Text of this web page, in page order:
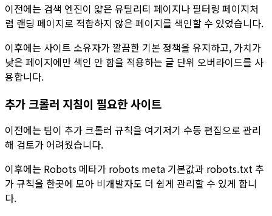
이전에는 검색 엔진이 얇은 유틸리티 페이지나 필터링 페이지처
럼 랜딩 페이지로 적합하지 않은 페이지를 색인할 수 있었습니다.
이후에는 사이트 소유자가 깔끔한 기본 정책을 유지하고, 가치가
낮은 페이지에만 색인 안 함을 적용하는 글 단위 오버라이드를 사
용합니다.
추가 크롤러 지침이 필요한 사이트
이전에는 팀이 추가 크롤러 규칙을 여기저기 수동 편집으로 관리
해 검토가 어려웠습니다.
이후에는 Robots 메타가 robots meta 기본값과 robots.txt 추
가 규칙을 한곳에 모아 비개발자도 더 쉽게 관리할 수 있게 합니
다.